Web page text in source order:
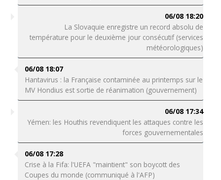
06/08 18:20
La Slovaquie enregistre un record absolu de
température pour le deuxième jour consécutif (services
météorologiques)
06/08 18:07
Hantavirus : la Française contaminée au printemps sur le
MV Hondius est sortie de réanimation (gouvernement)
06/08 17:34
Yémen: les Houthis revendiquent les attaques contre les
forces gouvernementales
06/08 17:28
Crise à la Fifa: l'UEFA "maintient" son boycott des
Coupes du monde (communiqué à l'AFP)